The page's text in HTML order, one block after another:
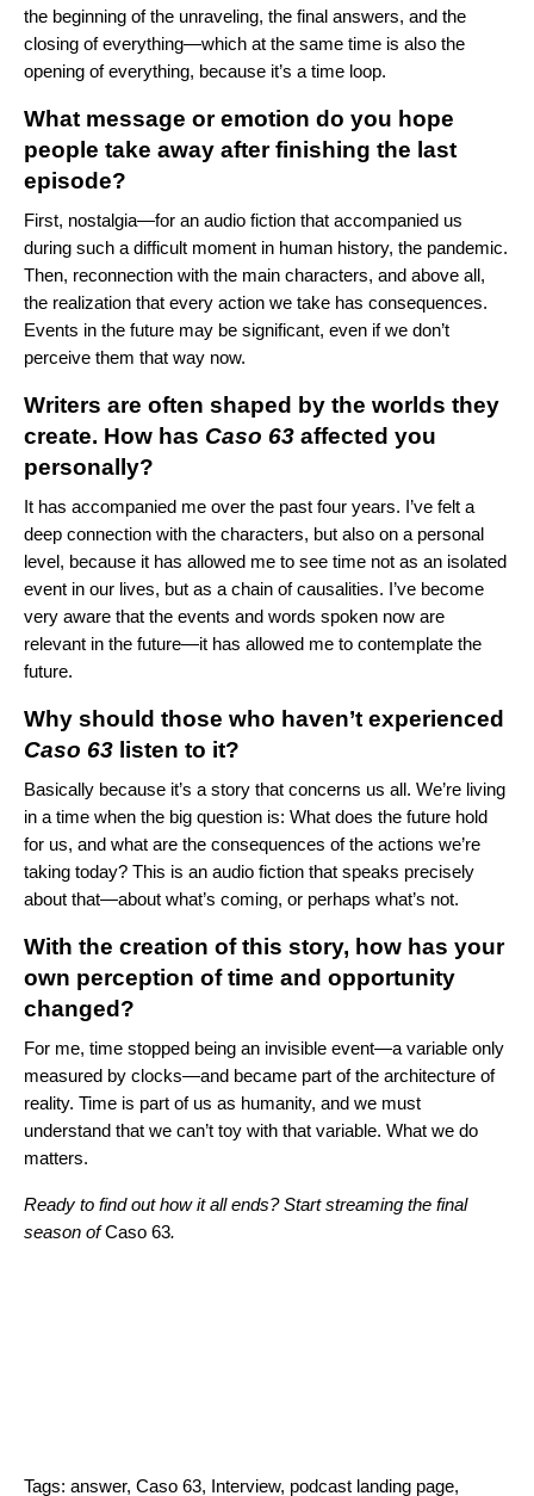
the beginning of the unraveling, the final answers, and the
closing of everything—which at the same time is also the
opening of everything, because it’s a time loop.
What message or emotion do you hope
people take away after finishing the last
episode?
First, nostalgia—for an audio fiction that accompanied us
during such a difficult moment in human history, the pandemic.
Then, reconnection with the main characters, and above all,
the realization that every action we take has consequences.
Events in the future may be significant, even if we don’t
perceive them that way now.
Writers are often shaped by the worlds they
create. How has Caso 63 affected you
personally?
It has accompanied me over the past four years. I’ve felt a
deep connection with the characters, but also on a personal
level, because it has allowed me to see time not as an isolated
event in our lives, but as a chain of causalities. I’ve become
very aware that the events and words spoken now are
relevant in the future—it has allowed me to contemplate the
future.
Why should those who haven’t experienced
Caso 63 listen to it?
Basically because it’s a story that concerns us all. We’re living
in a time when the big question is: What does the future hold
for us, and what are the consequences of the actions we’re
taking today? This is an audio fiction that speaks precisely
about that—about what’s coming, or perhaps what’s not.
With the creation of this story, how has your
own perception of time and opportunity
changed?
For me, time stopped being an invisible event—a variable only
measured by clocks—and became part of the architecture of
reality. Time is part of us as humanity, and we must
understand that we can’t toy with that variable. What we do
matters.
Ready to find out how it all ends? Start streaming the final
season ofCaso 63.
Tags: answer, Caso 63, Interview, podcast landing page,